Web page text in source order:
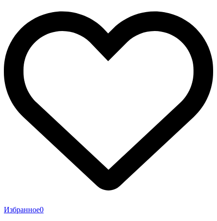
Избранное0